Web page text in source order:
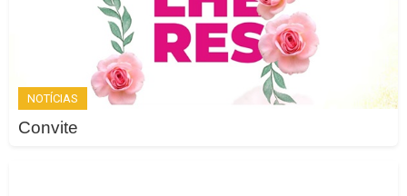
NOTÍCIAS
Convite